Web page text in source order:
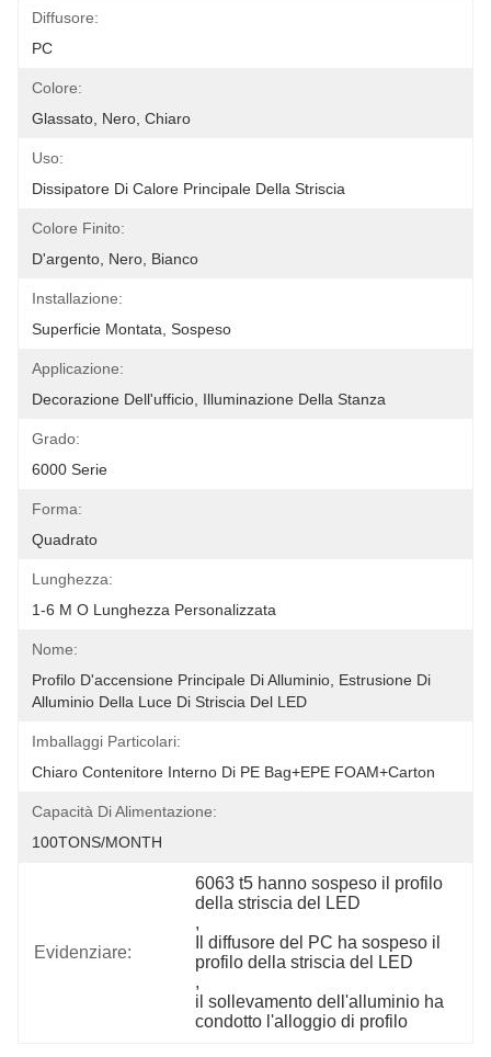
Diffusore:
PC
Colore:
Glassato, Nero, Chiaro
Uso:
Dissipatore Di Calore Principale Della Striscia
Colore Finito:
D'argento, Nero, Bianco
Installazione:
Superficie Montata, Sospeso
Applicazione:
Decorazione Dell'ufficio, Illuminazione Della Stanza
Grado:
6000 Serie
Forma:
Quadrato
Lunghezza:
1-6 M O Lunghezza Personalizzata
Nome:
Profilo D'accensione Principale Di Alluminio, Estrusione Di
Alluminio Della Luce Di Striscia Del LED
Imballaggi Particolari:
Chiaro Contenitore Interno Di PE Bag+EPE FOAM+Carton
Capacità Di Alimentazione:
100TONS/MONTH
Evidenziare:
6063 t5 hanno sospeso il profilo
della striscia del LED
,
Il diffusore del PC ha sospeso il
profilo della striscia del LED
,
il sollevamento dell'alluminio ha
condotto l'alloggio di profilo